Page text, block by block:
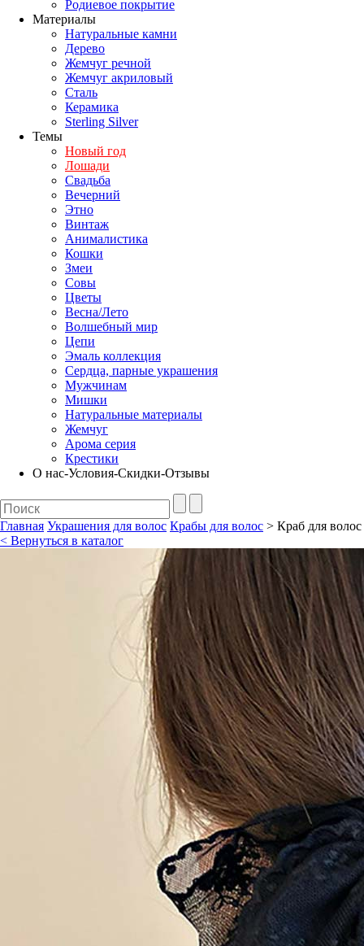
Родиевое покрытие
Материалы
Натуральные камни
Дерево
Жемчуг речной
Жемчуг акриловый
Сталь
Керамика
Sterling Silver
Темы
Новый год
Лошади
Свадьба
Вечерний
Этно
Винтаж
Анималистика
Кошки
Змеи
Совы
Цветы
Весна/Лето
Волшебный мир
Цепи
Эмаль коллекция
Сердца, парные украшения
Мужчинам
Мишки
Натуральные материалы
Жемчуг
Арома серия
Крестики
О нас-Условия-Скидки-Отзывы
Главная Украшения для волос Крабы для волос > Краб для
< Вернуться в каталог